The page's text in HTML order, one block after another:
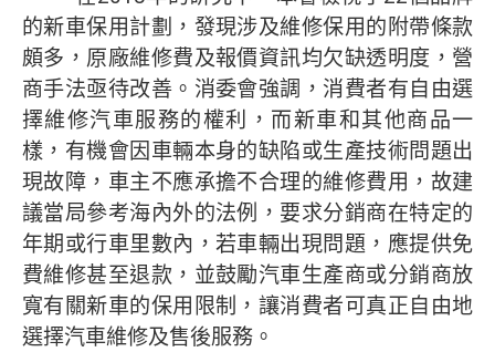
的新車保用計劃，發現涉及維修保用的附帶條款
頗多，原廠維修費及報價資訊均欠缺透明度，營
商手法亟待改善。消委會強調，消費者有自由選
擇維修汽車服務的權利，而新車和其他商品一
樣，有機會因車輛本身的缺陷或生產技術問題出
現故障，車主不應承擔不合理的維修費用，故建
議當局參考海內外的法例，要求分銷商在特定的
年期或行車里數內，若車輛出現問題，應提供免
費維修甚至退款，並鼓勵汽車生產商或分銷商放
寬有關新車的保用限制，讓消費者可真正自由地
選擇汽車維修及售後服務。